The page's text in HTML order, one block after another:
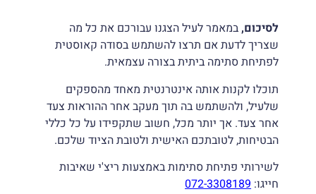
לסיכום,במאמר לעיל הצגנו עבורכם את כל מה
שצריך לדעת אם תרצו להשתמש בסודה קאוסטית
לפתיחת סתימה ביתית בצורה עצמאית.
תוכלו לקנות אותה אינטרנטית מאחד מהספקים
שלעיל, ולהשתמש בה תוך מעקב אחר ההוראות צעד
אחר צעד. אך יותר מכל, חשוב שתקפידו על כל כללי
הבטיחות, לטובתכם האישית ולטובת הציוד שלכם.
לשירותי פתיחת סתימות באמצעות ריצ'י שאיבות
חייגו: 072-3308189